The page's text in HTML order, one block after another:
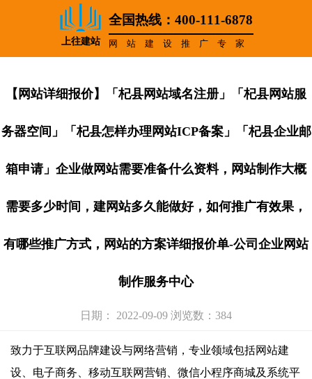
上往建站
全国热线：400-111-6878
网站建设推广专家
【网站详细报价】「杞县网站域名注册」「杞县网站服
务器空间」「杞县怎样办理网站ICP备案」「杞县企业邮
箱申请」企业做网站需要准备什么资料，网站制作大概
需要多少时间，建网站多久能做好，如何推广有效果，
有哪些推广方式，网站的方案详细报价单-公司企业网站
制作服务中心
日期： 2022-09-09 浏览数：384
致力于互联网品牌建设与网络营销，专业领域包括网站建
设、电子商务、移动互联网营销、微信小程序商城及系统平